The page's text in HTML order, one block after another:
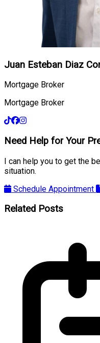
Juan Esteban Diaz
Mortgage Broker
Mortgage Broker
Need Help for Your
I can help you to get the
situation.
Schedule Appointment
Related Posts